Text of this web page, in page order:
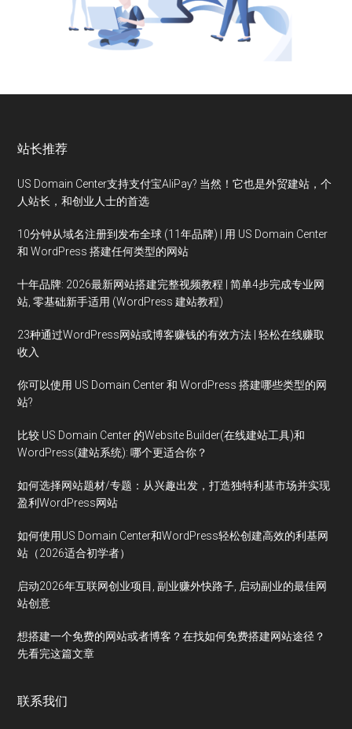
站长推荐
US Domain Center支持支付宝AliPay? 当然！它也是外贸建站，个
人站长，和创业人士的首选
10分钟从域名注册到发布全球 (11年品牌) | 用 US Domain Center
和 WordPress 搭建任何类型的网站
十年品牌: 2026最新网站搭建完整视频教程 | 简单4步完成专业网
站, 零基础新手适用 (WordPress 建站教程)
23种通过WordPress网站或博客赚钱的有效方法 | 轻松在线赚取
收入
你可以使用 US Domain Center 和 WordPress 搭建哪些类型的网
站?
比较 US Domain Center 的Website Builder(在线建站工具)和
WordPress(建站系统): 哪个更适合你？
如何选择网站题材/专题：从兴趣出发，打造独特利基市场并实现
盈利WordPress网站
如何使用US Domain Center和WordPress轻松创建高效的利基网
站（2026适合初学者）
启动2026年互联网创业项目, 副业赚外快路子, 启动副业的最佳网
站创意
想搭建一个免费的网站或者博客？在找如何免费搭建网站途径？
先看完这篇文章
联系我们